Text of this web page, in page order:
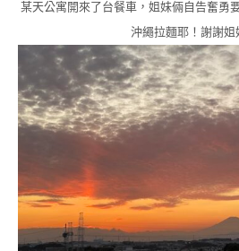
某天公寓開來了台餐車，姐妹倆自告奮勇
沖繩拉麵耶！謝謝姐